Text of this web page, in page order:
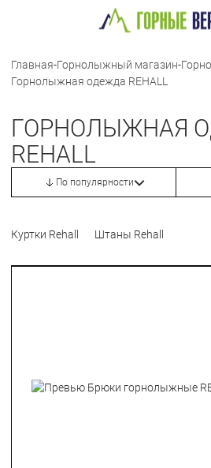
Главная-Горнолыжный магазин-
Горнолыжная одежда REHALL
ГОРНОЛЫЖНАЯ
REHALL
По популярности
Куртки Rehall Штаны Rehall